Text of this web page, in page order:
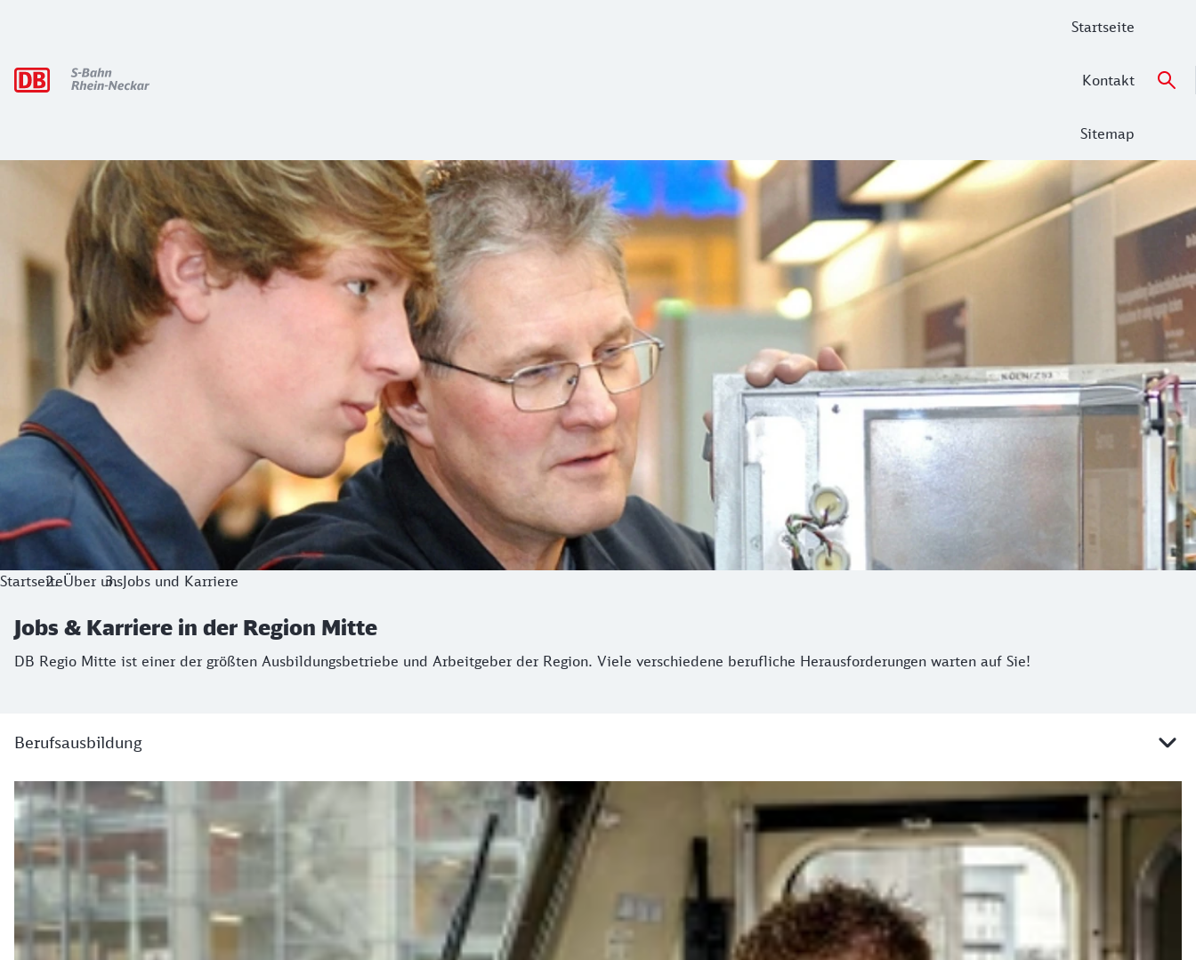
Startseite
Kontakt
Sitemap
Jobs & Karriere in der Region Mitte
DB Regio Mitte ist einer der größten Ausbildungsbetriebe und Arbeitgeber der Region. Viele verschiedene berufliche Herausforderungen warten auf Sie!
StartseiteÜber unsJobs und Karriere
Jobs & Karriere in der Region Mitte
DB Regio Mitte ist einer der größten Ausbildungsbetriebe und Arbeitgeber der Region. Viele verschiedene berufliche Herausforderungen warten auf Sie!
Berufsausbildung
Berufsausbildung